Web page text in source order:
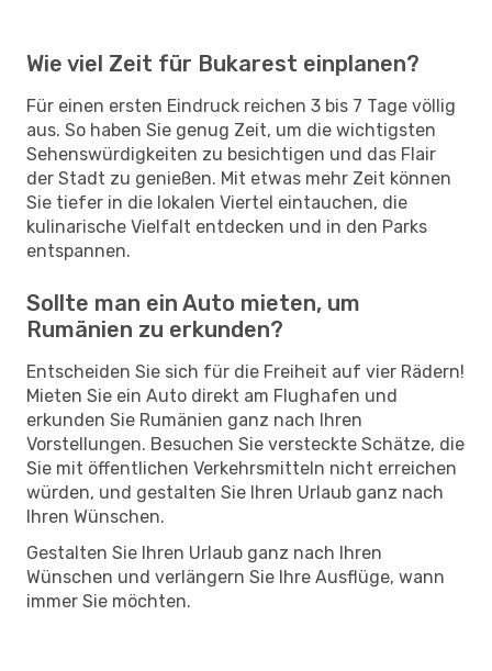
Wie viel Zeit für Bukarest einplanen?
Für einen ersten Eindruck reichen 3 bis 7 Tage völlig
aus. So haben Sie genug Zeit, um die wichtigsten
Sehenswürdigkeiten zu besichtigen und das Flair
der Stadt zu genießen. Mit etwas mehr Zeit können
Sie tiefer in die lokalen Viertel eintauchen, die
kulinarische Vielfalt entdecken und in den Parks
entspannen.
Sollte man ein Auto mieten, um
Rumänien zu erkunden?
Entscheiden Sie sich für die Freiheit auf vier Rädern!
Mieten Sie ein Auto direkt am Flughafen und
erkunden Sie Rumänien ganz nach Ihren
Vorstellungen. Besuchen Sie versteckte Schätze, die
Sie mit öffentlichen Verkehrsmitteln nicht erreichen
würden, und gestalten Sie Ihren Urlaub ganz nach
Ihren Wünschen.
Gestalten Sie Ihren Urlaub ganz nach Ihren
Wünschen und verlängern Sie Ihre Ausflüge, wann
immer Sie möchten.